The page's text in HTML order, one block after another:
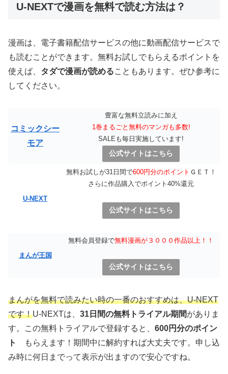
U-NEXTで漫画を無料で読む方法は？
漫画は、電子書籍配信サービスの他に動画配信サービスで
も読むことができます。無料お試しでもらえるポイントを
使えば、 タダで漫画が読めることもあります。ぜひ参考に
してください。
コミックシー
モア
豊富な無料立読みに加え
1巻まるごと無料のマンガも多数!
SALEも毎日実施しています!
公式サイトはこちら
U-NEXT
無料お試しが31日間で600円分のポイント ＧＥＴ！
さらに作品購入でポイント40%還元
公式サイトはこちら
まんが王国
無料会員登録で無料漫画が３０００作品以上！！
公式サイトはこちら
まんがを無料で読みたい時の一番のおすすめは、U-NEXT
です！U-NEXTは、 31日間の無料トライアル期間がありま
す。この無料トライアルで登録すると、 600円分のポイン
ト
もらえます！期間中に解約すれば大丈夫です。申し込
み時に何日までって表示が出ますので安心ですね。